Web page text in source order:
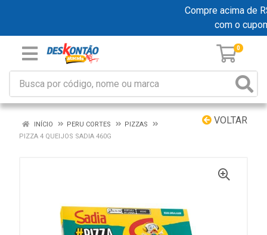
Compre acima de
com o
0
VOLTAR
INÍCIO PERU CORTES
PIZZAS
PIZZA 4 QUEIJOS SADIA 460G